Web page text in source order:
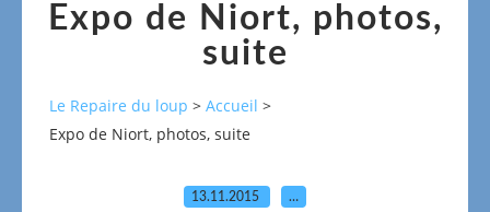
Expo de Niort, photos,
suite
Le Repaire du loup > Accueil >
Expo de Niort, photos, suite
13.11.2015 …